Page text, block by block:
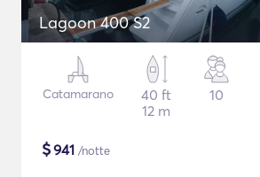
Lagoon 400 S2
Catamarano
40 ft
12 m
10
$941 /notte